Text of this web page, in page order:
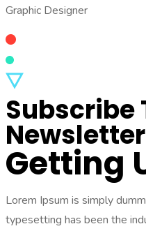
Graphic Designer
Subscribe
Getting
Lorem Ipsum is simply
typesetting has been the